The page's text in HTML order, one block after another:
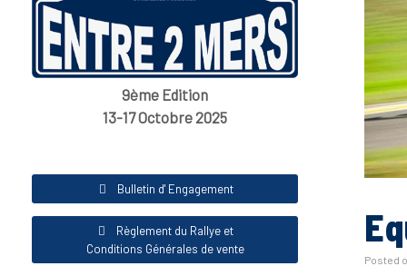
Posted
9ème Edition
13-17 Octobre 2025
Bulletin d' Engagement
Règlement du Rallye et
Conditions Générales de vente